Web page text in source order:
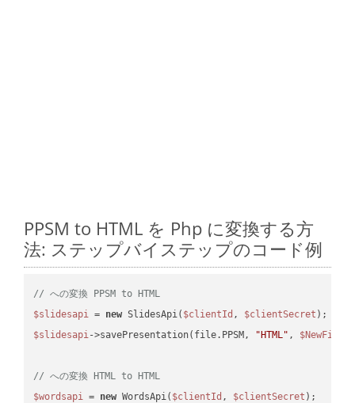
PPSM to HTML を Php に変換する方
法: ステップバイステップのコード例
// への変換 PPSM to HTML
$slidesapi = new SlidesApi( $clientId , $clientSecret
$slidesapi->savePresentation(file.PPSM, "HTML" , $NewFile
// への変換 HTML to HTML
$wordsapi = new WordsApi( $clientId , $clientSecret